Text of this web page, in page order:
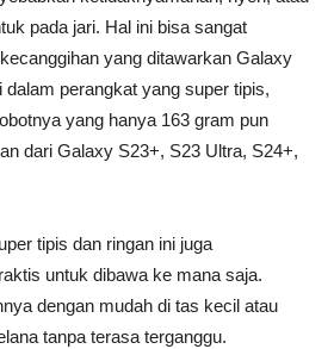
pada jari. Hal ini bisa sangat
yang ditawarkan Galaxy
dalam perangkat yang super tipis,
yang hanya 163 gram pun
dari Galaxy S23+, S23 Ultra, S24+,
tipis dan ringan ini juga
untuk dibawa ke mana saja.
dengan mudah di tas kecil atau
tanpa terasa terganggu.